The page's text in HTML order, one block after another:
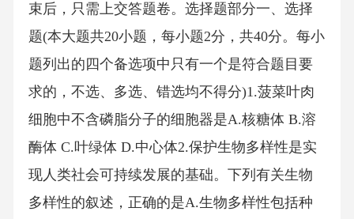
束后，只需上交答题卷。选择题部分一、选择
题(本大题共20小题，每小题2分，共40分。每小
题列出的四个备选项中只有一个是符合题目要
求的，不选、多选、错选均不得分)1.菠菜叶肉
细胞中不含磷脂分子的细胞器是A.核糖体 B.溶
酶体 C.叶绿体 D.中心体2.保护生物多样性是实
现人类社会可持续发展的基础。下列有关生物
多样性的叙述，正确的是A.生物多样性包括种